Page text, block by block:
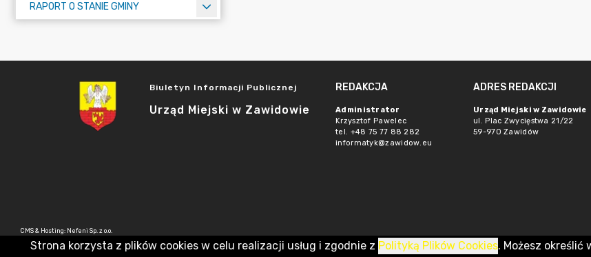
RAPORT O STANIE GMINY
Biuletyn Informacji Publicznej
Urząd Miejski w Zawidowie
REDAKCJA
Administrator
Krzysztof Pawelec
tel. +48 75 77 88 282
informatyk@zawidow.eu
ADRES REDAKCJI
Urząd Miejski w Zawidowie
ul. Plac Zwycięstwa 21/22
59-970 Zawidów
CMS & Hosting: Nefeni Sp. z o.o.
Strona korzysta z plików cookies w celu realizacji usług i zgodnie z Polityką Plików Cookies. Możesz